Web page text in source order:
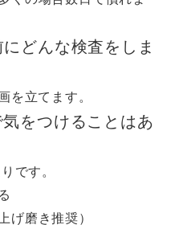
どんな検査をしま
を立てます。
をつけることはあ
です。
げ磨き推奨）